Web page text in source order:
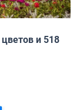
и 518